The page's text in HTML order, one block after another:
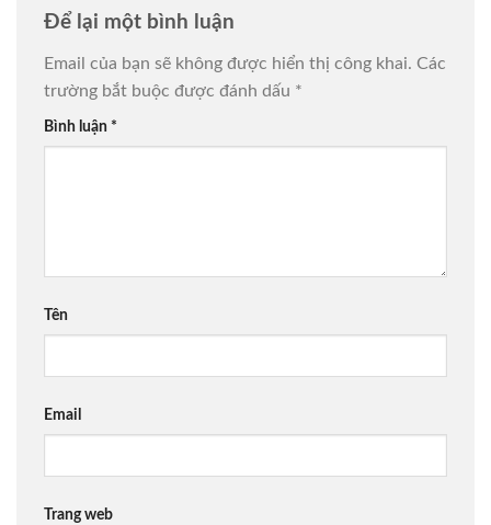
Để lại một bình luận
Email của bạn sẽ không được hiển thị công khai. Các
trường bắt buộc được đánh dấu *
Bình luận *
Tên
Email
Trang web